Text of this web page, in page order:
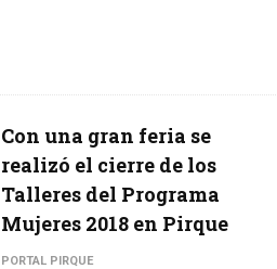
Con una gran feria se
realizó el cierre de los
Talleres del Programa
Mujeres 2018 en Pirque
PORTAL PIRQUE